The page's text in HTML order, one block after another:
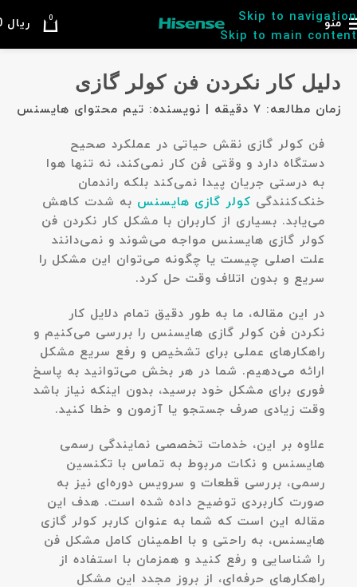
Skip to navigation
Skip to main content
منو 0 ریال
دلیل کار نکردن فن کولر گازی
زمان مطالعه: ۷ دقیقه | نویسنده: تیم محتوای هایسنس
فن کولر گازی نقش حیاتی در عملکرد صحیح
دستگاه دارد و وقتی فن کار نمی‌کند، نه تنها هوا
به درستی جریان پیدا نمی‌کند بلکه راندمان
خنک‌کنندگی کولر گازی هایسنس به شدت کاهش
می‌یابد. بسیاری از کاربران با مشکل کار نکردن فن
کولر گازی هایسنس مواجه می‌شوند و نمی‌دانند
علت اصلی چیست یا چگونه می‌توان این مشکل را
سریع و بدون اتلاف وقت حل کرد.
در این مقاله، ما به طور دقیق تمام دلایل کار
نکردن فن کولر گازی هایسنس را بررسی می‌کنیم و
راهکارهای عملی برای تشخیص و رفع سریع مشکل
ارائه می‌دهیم. شما در هر بخش می‌توانید به پاسخ
فوری برای مشکل خود برسید، بدون اینکه نیاز باشد
وقت زیادی صرف جستجو یا آزمون و خطا کنید.
علاوه بر این، خدمات تخصصی نمایندگی رسمی
هایسنس و نکات مربوط به تماس با تکنسین
رسمی، بررسی قطعات و سرویس دوره‌ای نیز به
صورت کاربردی توضیح داده شده است. هدف این
مقاله این است که شما به عنوان کاربر کولر گازی
هایسنس، به راحتی و با اطمینان کامل مشکل فن
را شناسایی و رفع کنید و همزمان با استفاده از
راهکارهای حرفه‌ای، از بروز مجدد این مشکل